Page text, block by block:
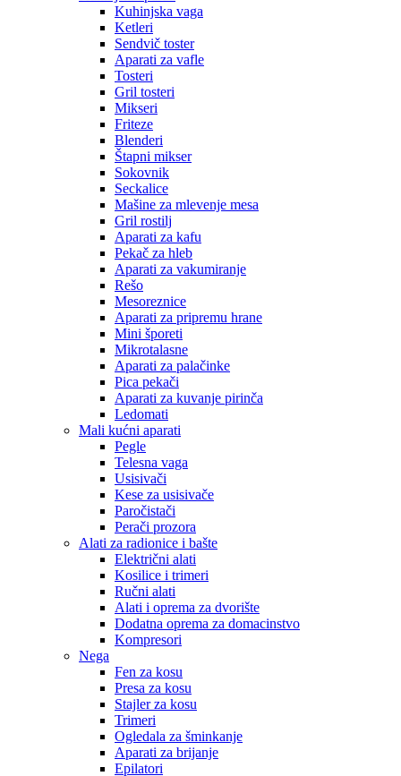
Kuhinjska vaga
Ketleri
Sendvič toster
Aparati za vafle
Tosteri
Gril tosteri
Mikseri
Friteze
Blenderi
Štapni mikser
Sokovnik
Seckalice
Mašine za mlevenje mesa
Gril rostilj
Aparati za kafu
Pekač za hleb
Aparati za vakumiranje
Rešo
Mesoreznice
Aparati za pripremu hrane
Mini šporeti
Mikrotalasne
Aparati za palačinke
Pica pekači
Aparati za kuvanje pirinča
Ledomati
Mali kućni aparati
Pegle
Telesna vaga
Usisivači
Kese za usisivače
Paročistači
Perači prozora
Alati za radionice i bašte
Električni alati
Kosilice i trimeri
Ručni alati
Alati i oprema za dvorište
Dodatna oprema za domacinstvo
Kompresori
Nega
Fen za kosu
Presa za kosu
Stajler za kosu
Trimeri
Ogledala za šminkanje
Aparati za brijanje
Epilatori